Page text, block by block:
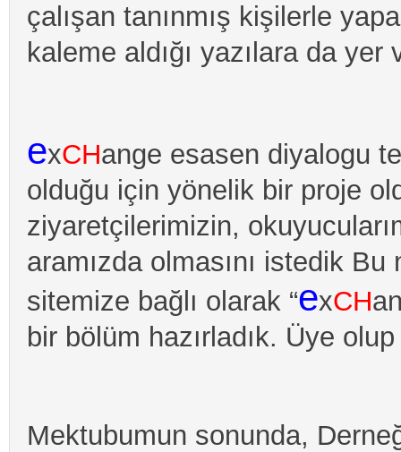
çalışan tanınmış kişilerle
kaleme aldığı yazılara da yer
exCHange esasen diyalogu
olduğu için yönelik bir proje
ziyaretçilerimizin,
aramızda olmasını istedik
sitemize bağlı olarak “exCH
bir bölüm hazırladık. Üye
Mektubumun sonunda,